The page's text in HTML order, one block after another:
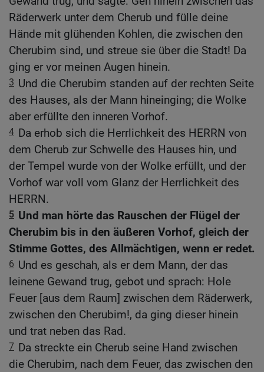
Räderwerk unter dem Cherub und fülle deine
Hände mit glühenden Kohlen, die zwischen den
Cherubim sind, und streue sie über die Stadt! Da
ging er vor meinen Augen hinein.
3 Und die Cherubim standen auf der rechten Seite
des Hauses, als der Mann hineinging; die Wolke
aber erfüllte den inneren Vorhof.
4 Da erhob sich die Herrlichkeit des HERRN von
dem Cherub zur Schwelle des Hauses hin, und
der Tempel wurde von der Wolke erfüllt, und der
Vorhof war voll vom Glanz der Herrlichkeit des
HERRN.
5 Und man hörte das Rauschen der Flügel der
Cherubim bis in den äußeren Vorhof, gleich der
Stimme Gottes, des Allmächtigen, wenn er redet.
6 Und es geschah, als er dem Mann, der das
leinene Gewand trug, gebot und sprach: Hole
Feuer [aus dem Raum] zwischen dem Räderwerk,
zwischen den Cherubim!, da ging dieser hinein
und trat neben das Rad.
7 Da streckte ein Cherub seine Hand zwischen
die Cherubim, nach dem Feuer, das zwischen den